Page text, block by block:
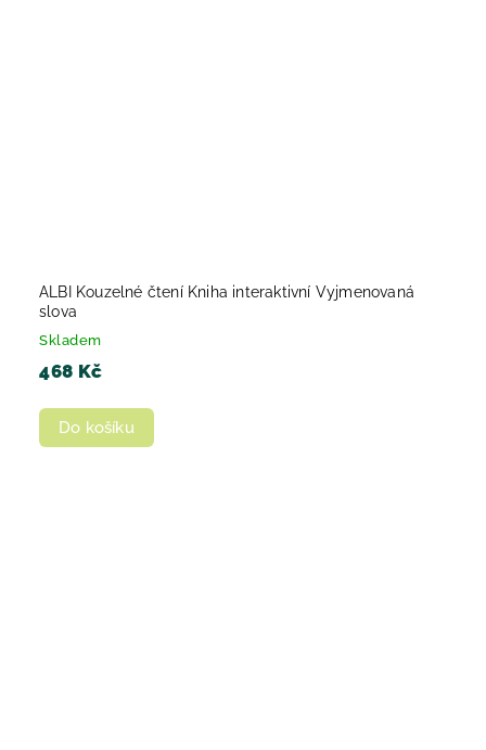
ALBI Kouzelné čtení Kniha interaktivní Vyjmenovaná
slova
Skladem
468 Kč
Do košíku